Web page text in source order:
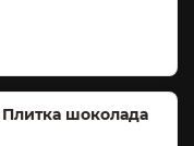
шоколада